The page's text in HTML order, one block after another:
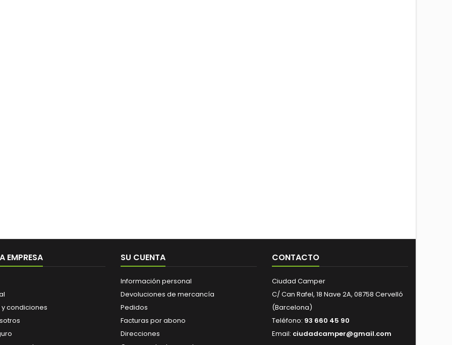
EMPRESA
condiciones
SU CUENTA
Información personal
Devoluciones de mercancía
Pedidos
Facturas por abono
Direcciones
CONTACTO
Ciudad Camper
C/ Can Rafel, 18 Nave 2A, 08758 Cervelló
(Barcelona)
Teléfono: 93 660 45 90
Email: ciudadcamper@gmail.com